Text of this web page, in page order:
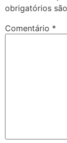
obrigatórios
Comentário *